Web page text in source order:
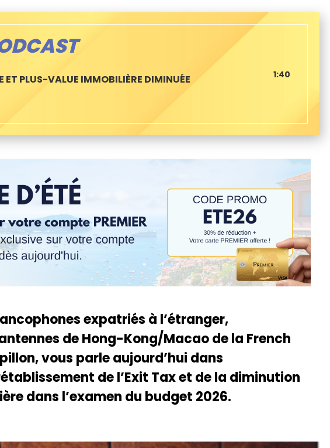
ET PLUS-VALUE IMMOBILIÈRE DIMINUÉE 1:40
expatriés à l’étranger,
de Hong-Kong/Macao de la French
vous parle aujourd’hui dans
de l’Exit Tax et de la diminution
dans l’examen du budget 2026.